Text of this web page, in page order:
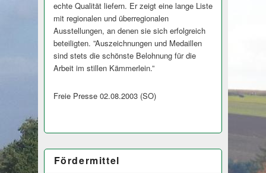
echte Qualität liefern. Er zeigt eine lange Liste
mit regionalen und überregionalen
Ausstellungen, an denen sie sich erfolgreich
beteiligten. ”Auszeichnungen und Medaillen
sind stets die schönste Belohnung für die
Arbeit im stillen Kämmerlein.”
Freie Presse 02.08.2003 (SO)
Fördermittel